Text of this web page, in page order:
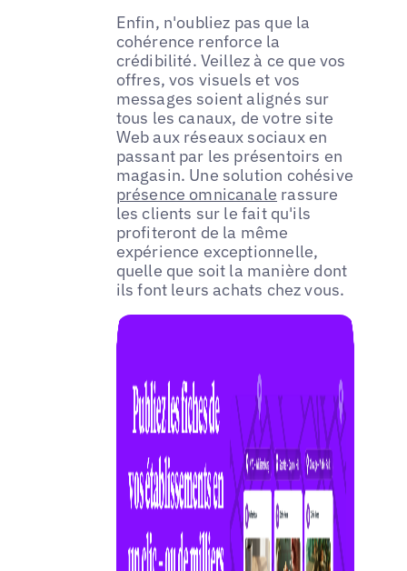
Enfin, n'oubliez pas que la
cohérence renforce la
crédibilité. Veillez à ce que vos
offres, vos visuels et vos
messages soient alignés sur
tous les canaux, de votre site
Web aux réseaux sociaux en
passant par les présentoirs en
magasin. Une solution cohésive
présence omnicanale rassure
les clients sur le fait qu'ils
profiteront de la même
expérience exceptionnelle,
quelle que soit la manière dont
ils font leurs achats chez vous.